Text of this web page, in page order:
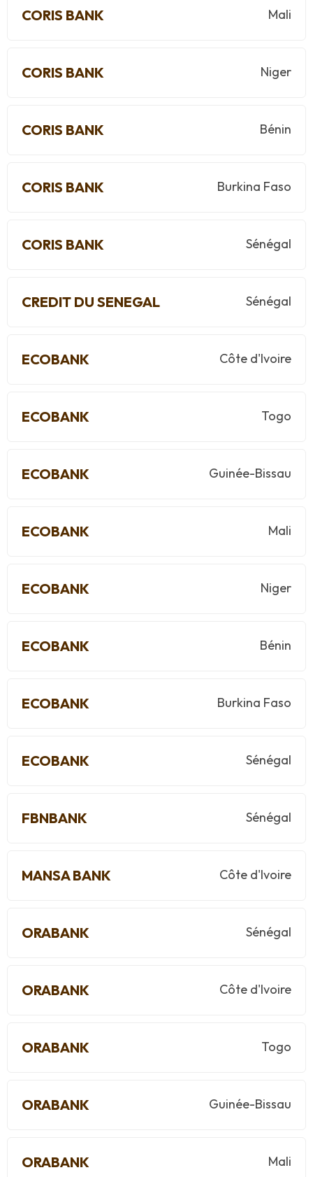
CORIS BANK Mali
CORIS BANK Niger
CORIS BANK Bénin
CORIS BANK Burkina Faso
CORIS BANK Sénégal
CREDIT DU SENEGAL Sénégal
ECOBANK Côte d'Ivoire
ECOBANK Togo
ECOBANK Guinée-Bissau
ECOBANK Mali
ECOBANK Niger
ECOBANK Bénin
ECOBANK Burkina Faso
ECOBANK Sénégal
FBNBANK Sénégal
MANSA BANK Côte d'Ivoire
ORABANK Sénégal
ORABANK Côte d'Ivoire
ORABANK Togo
ORABANK Guinée-Bissau
ORABANK Mali